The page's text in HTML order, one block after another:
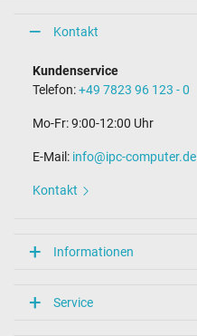
0.90 m
Länge / Breite / Höhe
Ja
UL Listed
Kategorisierung
Kontakt
Kundenservice
Telefon:+49 7823 96 123 - 0
Mo-Fr: 9:00-12:00 Uhr
E-Mail: info@ipc-computer.de
Kontakt
Informationen
Service